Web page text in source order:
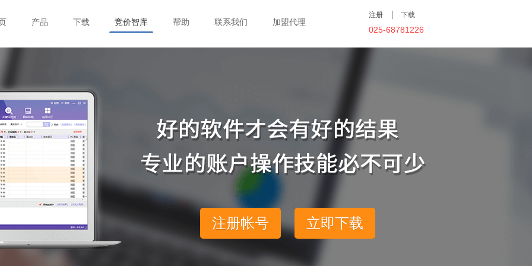
产品 下载 竞价智库 帮助 联系我们 加盟代理
注册 下载
025-68781226
注册帐号 立即下载